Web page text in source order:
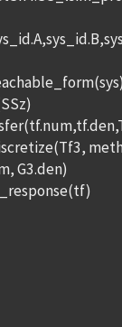
G3.den)